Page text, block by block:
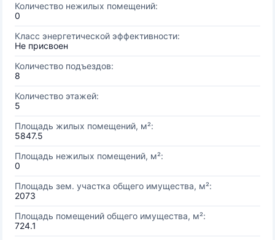
Количество нежилых помещений:
0
Класс энергетической эффективности:
Не присвоен
Количество подъездов:
8
Количество этажей:
5
Площадь жилых помещений, м²:
5847.5
Площадь нежилых помещений, м²:
0
Площадь зем. участка общего имущества, м²:
2073
Площадь помещений общего имущества, м²:
724.1